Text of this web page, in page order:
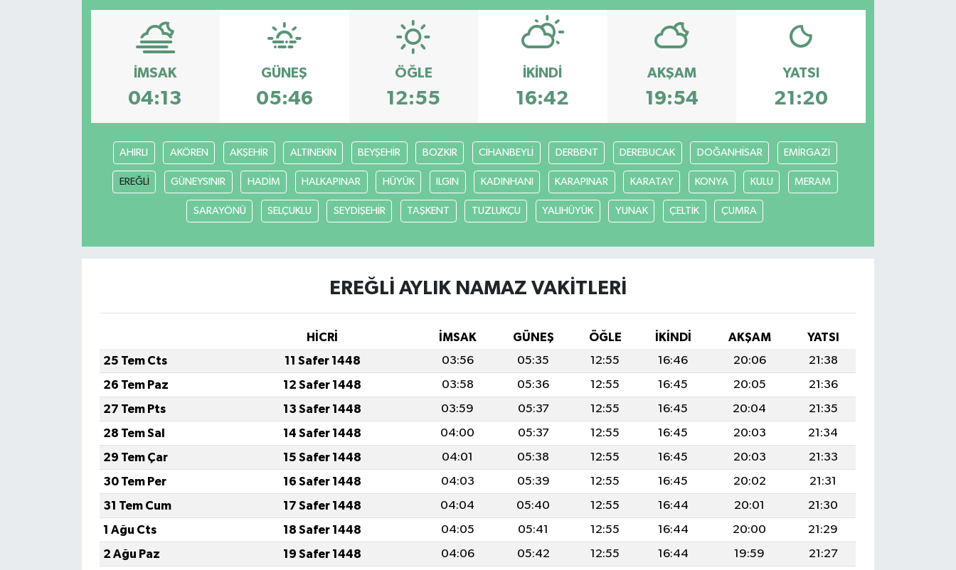
İMSAK
04:13
GÜNEŞ
05:46
ÖĞLE
12:55
İKINDI
16:42
AKŞAM
19:54
YATSI
21:20
AHIRLI AKÖREN AKŞEHİR ALTINEKİN BEYŞEHİR BOZKIR CİHANBEYLİ DERBENT DEREBUCAK DOĞANHİSAR EMİRGAZİ
EREĞLİ GÜNEYSINIR HADİM HALKAPINAR HÜYÜK ILGIN KADINHANI KARAPINAR KARATAY KONYA KULU MERAM
SARAYÖNÜ SELÇUKLU SEYDİŞEHİR TAŞKENT TUZLUKÇU YALIHÜYÜK YUNAK ÇELTİK ÇUMRA
EREĞLİ AYLIK NAMAZ VAKITLERI
HİCRİ İMSAK GÜNEŞ ÖĞLE İKINDI AKŞAM
YATSI
25 Tem Cts
11 Safer 1448 03:56 05:35 12:55 16:46 20:06
21:38
26 Tem Paz
12 Safer 1448 03:58 05:36 12:55 16:45 20:05
21:36
27 Tem Pts
13 Safer 1448 03:59 05:37 12:55 16:45 20:04
21:35
28 Tem Sal
14 Safer 1448 04:00 05:37 12:55 16:45 20:03
21:34
29 Tem Çar
15 Safer 1448 04:01 05:38 12:55 16:45 20:03
21:33
30 Tem Per
16 Safer 1448 04:03 05:39 12:55 16:45 20:02
21:31
31 Tem Cum
17 Safer 1448 04:04 05:40 12:55 16:44 20:01
21:30
1 Ağu Cts
18 Safer 1448 04:05 05:41 12:55 16:44 20:00
21:29
2 Ağu Paz
19 Safer 1448 04:06 05:42 12:55 16:44 19:59
21:27